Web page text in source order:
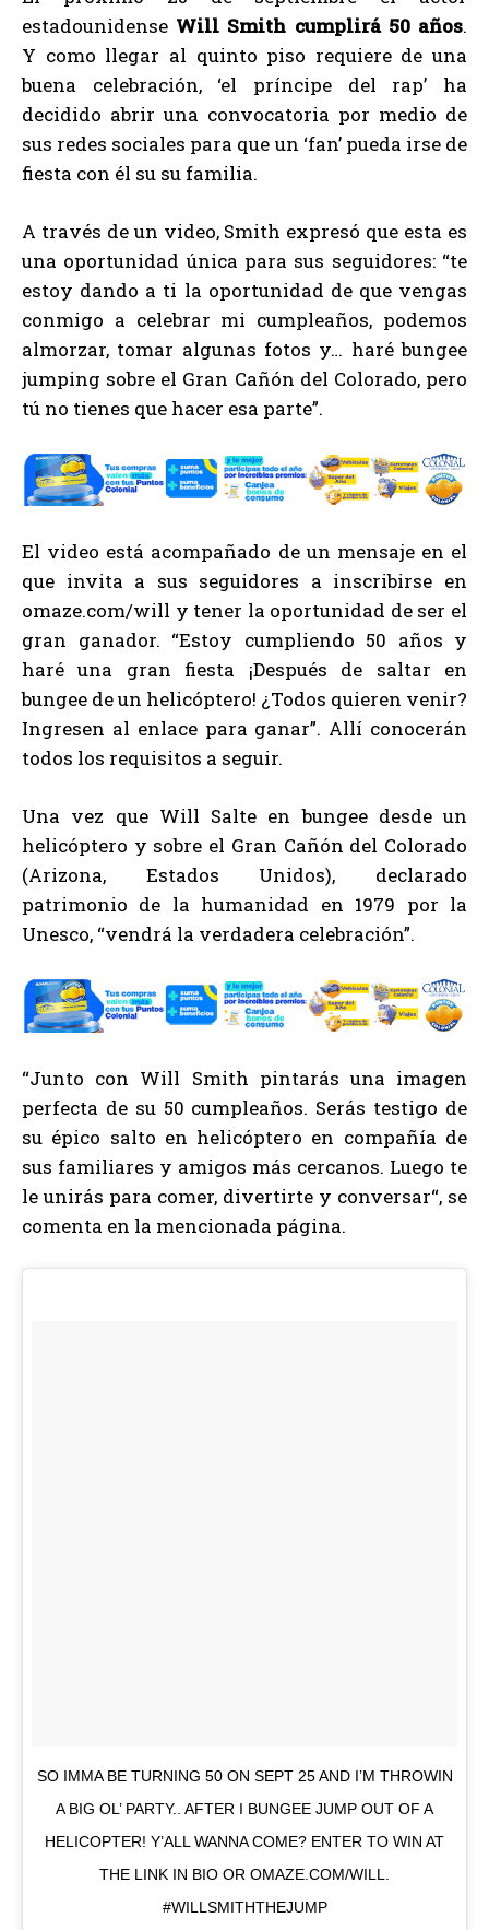
estadounidense Will Smith cumplirá 50 años.
Y como llegar al quinto piso requiere de una
buena celebración, ‘el príncipe del rap’ ha
decidido abrir una convocatoria por medio de
sus redes sociales para que un ‘fan’ pueda irse de
fiesta con él su su familia.
A través de un video, Smith expresó que esta es
una oportunidad única para sus seguidores: “te
estoy dando a ti la oportunidad de que vengas
conmigo a celebrar mi cumpleaños, podemos
almorzar, tomar algunas fotos y… haré bungee
jumping sobre el Gran Cañón del Colorado, pero
tú no tienes que hacer esa parte”.
El video está acompañado de un mensaje en el
que invita a sus seguidores a inscribirse en
omaze.com/will y tener la oportunidad de ser el
gran ganador. “Estoy cumpliendo 50 años y
haré una gran fiesta ¡Después de saltar en
bungee de un helicóptero! ¿Todos quieren venir?
Ingresen al enlace para ganar”. Allí conocerán
todos los requisitos a seguir.
Una vez que Will Salte en bungee desde un
helicóptero y sobre el Gran Cañón del Colorado
(Arizona, Estados Unidos), declarado
patrimonio de la humanidad en 1979 por la
Unesco, “vendrá la verdadera celebración”.
“Junto con Will Smith pintarás una imagen
perfecta de su 50 cumpleaños. Serás testigo de
su épico salto en helicóptero en compañía de
sus familiares y amigos más cercanos. Luego te
le unirás para comer, divertirte y conversar“, se
comenta en la mencionada página.
SO IMMA BE TURNING 50 ON SEPT 25 AND I’M THROWIN
A BIG OL’ PARTY.. AFTER I BUNGEE JUMP OUT OF A
HELICOPTER! Y’ALL WANNA COME? ENTER TO WIN AT
THE LINK IN BIO OR OMAZE.COM/WILL.
#WILLSMITHTHEJUMP